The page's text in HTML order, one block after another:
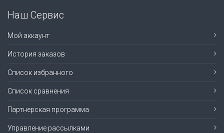
Наш Сервис
Мой аккаунт
История заказов
Список избранного
Список сравнения
Партнерская программа
Управление рассылками